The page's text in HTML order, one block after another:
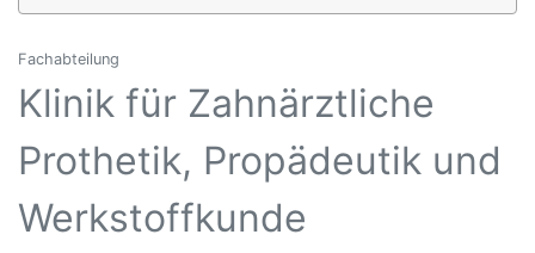
Fachabteilung
Klinik für Zahnärztliche
Prothetik, Propädeutik und
Werkstoffkunde